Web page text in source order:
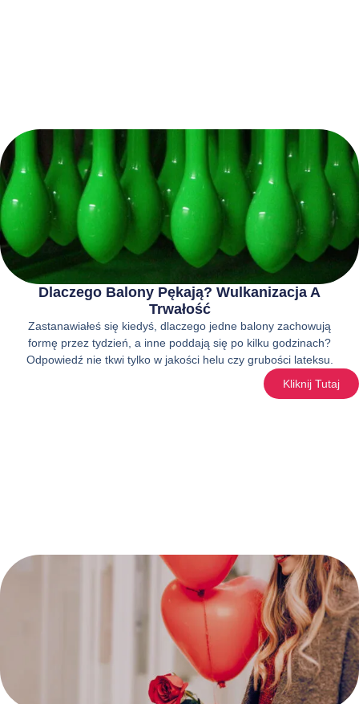
Dlaczego Balony Pękają? Wulkanizacja A
Trwałość
Zastanawiałeś się kiedyś, dlaczego jedne balony zachowują
formę przez tydzień, a inne poddają się po kilku godzinach?
Odpowiedź nie tkwi tylko w jakości helu czy grubości lateksu.
Kliknij Tutaj